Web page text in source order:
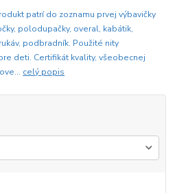
patrí do zoznamu prvej výbavičky
polodupačky, overal, kabátik,
podbradník. Použité nity
deti. Certifikát kvality, všeobecnej
celý popis